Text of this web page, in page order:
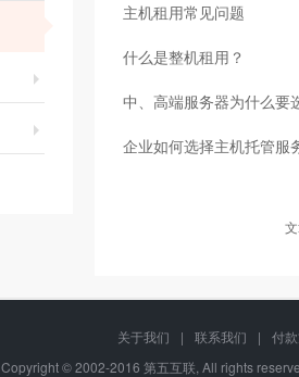
主机租用常见问题
什么是整机租用？
中、高端服务器为什么要
企业如何选择主机托管服
关于我们 | 联系我们 |
付
Copyright © 2002-2016 第五互联, All rights